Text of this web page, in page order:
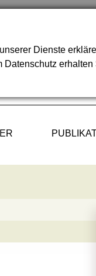
Dienste
erhalten